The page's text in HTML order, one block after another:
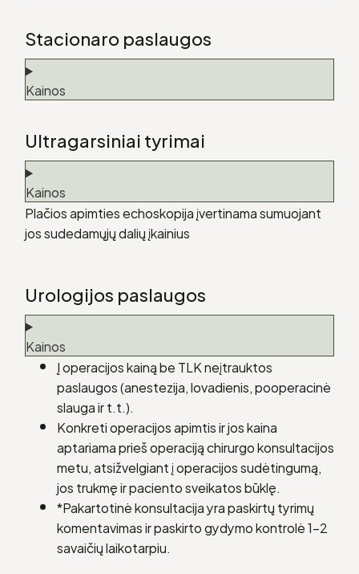
Stacionaro paslaugos
Kainos
Ultragarsiniai tyrimai
Kainos
Plačios apimties echoskopija įvertinama sumuojant
jos sudedamųjų dalių įkainius
Urologijos paslaugos
Kainos
Į operacijos kainą be TLK neįtrauktos
paslaugos (anestezija, lovadienis, pooperacinė
slauga ir t.t.).
Konkreti operacijos apimtis ir jos kaina
aptariama prieš operaciją chirurgo konsultacijos
metu, atsižvelgiant į operacijos sudėtingumą,
jos trukmę ir paciento sveikatos būklę.
*Pakartotinė konsultacija yra paskirtų tyrimų
komentavimas ir paskirto gydymo kontrolė 1-2
savaičių laikotarpiu.